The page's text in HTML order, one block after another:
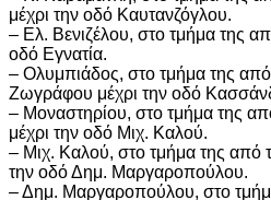
μέχρι την οδό Καυτανζόγλου.
– Ελ. Βενιζέλου, στο τμήμα της
οδό Εγνατία.
– Ολυμπιάδος, στο τμήμα της
Ζωγράφου μέχρι την οδό
– Μοναστηρίου, στο τμήμα της
μέχρι την οδό Μιχ. Καλού.
– Μιχ. Καλού, στο τμήμα της από
την οδό Δημ. Μαργαροπούλου.
– Δημ. Μαργαροπούλου, στο